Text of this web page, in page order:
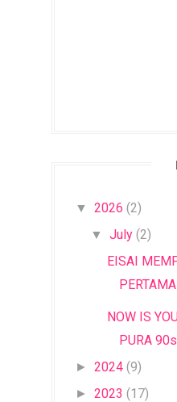
▼ 2026 (2)
▼ July (2)
EISAI
NOW IS
PURA
► 2024 (9)
► 2023 (17)